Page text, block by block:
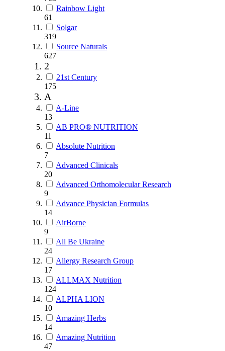
Rainbow Light
61
Solgar
319
Source Naturals
627
2
21st Century
175
A
A-Line
13
AB PRO® NUTRITION
11
Absolute Nutrition
7
Advanced Clinicals
20
Advanced Orthomolecular Research
9
Advance Physician Formulas
14
AirBorne
9
All Be Ukraine
24
Allergy Research Group
17
ALLMAX Nutrition
124
ALPHA LION
10
Amazing Herbs
14
Amazing Nutrition
47